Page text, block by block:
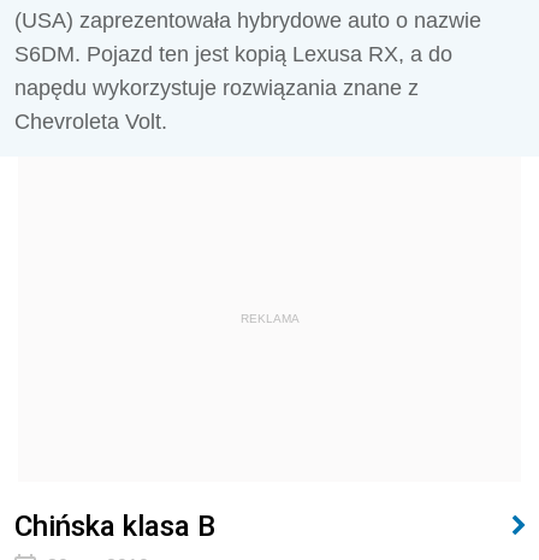
(USA) zaprezentowała hybrydowe auto o nazwie
S6DM. Pojazd ten jest kopią Lexusa RX, a do
napędu wykorzystuje rozwiązania znane z
Chevroleta Volt.
REKLAMA
Chińska klasa B